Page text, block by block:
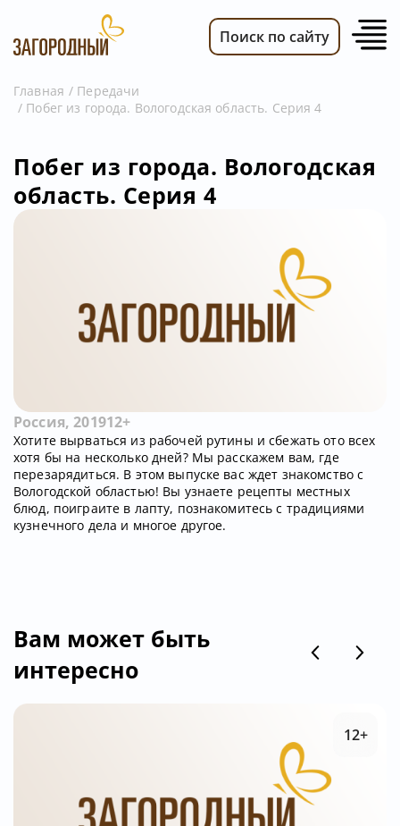
ВИДЕО
ПЕРЕДАЧИ
ТЕЛЕПРОГРАММА
РЕКЛАМОДАТЕЛЯМ
Поиск по сайту
Главная
Передачи
Побег из города. Вологодская область. Серия 4
Побег из города. Вологодская
область. Серия 4
Россия, 201912+
Хотите вырваться из рабочей рутины и сбежать ото всех
хотя бы на несколько дней? Мы расскажем вам, где
перезарядиться. В этом выпуске вас ждет знакомство с
Вологодской областью! Вы узнаете рецепты местных
блюд, поиграите в лапту, познакомитесь с традициями
кузнечного дела и многое другое.
Вам может быть
интересно
12+